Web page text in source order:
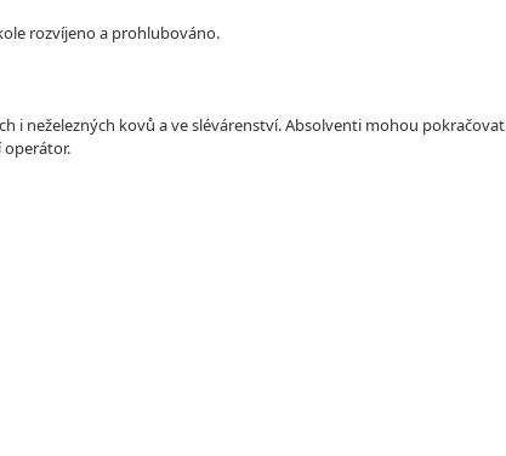
rozvíjeno a prohlubováno.
i neželezných kovů a ve slévárenství. Absolventi mohou pokračovat